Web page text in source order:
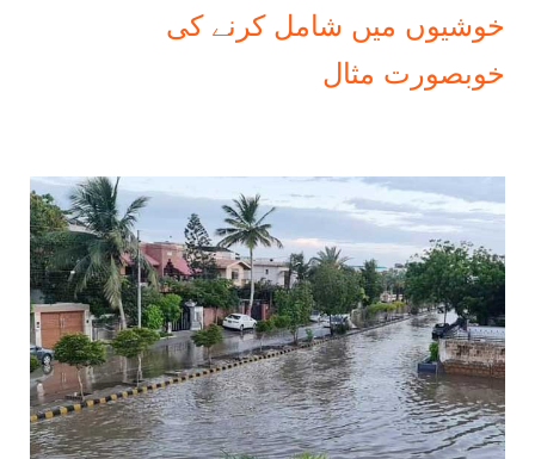
خوشیوں میں شامل کرنے کی
خوبصورت مثال